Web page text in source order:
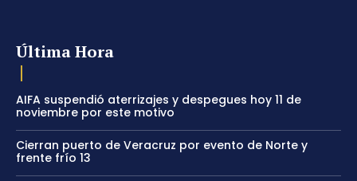
Última Hora
AIFA suspendió aterrizajes y despegues hoy 11 de
noviembre por este motivo
Cierran puerto de Veracruz por evento de Norte y
frente frío 13